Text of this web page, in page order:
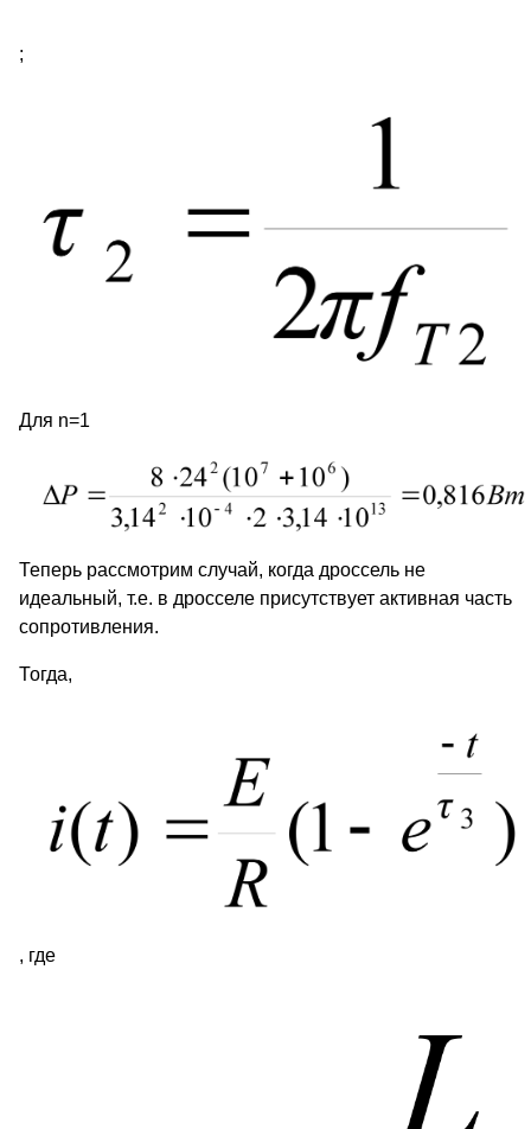
;
Для n=1
Теперь рассмотрим случай, когда дроссель не
идеальный, т.е. в дросселе присутствует активная часть
сопротивления.
Тогда,
, где